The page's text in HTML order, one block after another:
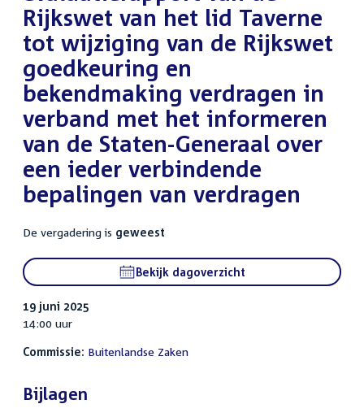
Rijkswet van het lid Taverne
tot wijziging van de Rijkswet
goedkeuring en
bekendmaking verdragen in
verband met het informeren
van de Staten-Generaal over
een ieder verbindende
bepalingen van verdragen
De vergadering is geweest
Bekijk dagoverzicht
19 juni 2025
14:00 uur
Commissie: Buitenlandse Zaken
Bijlagen